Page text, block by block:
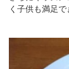
く子供も満足で